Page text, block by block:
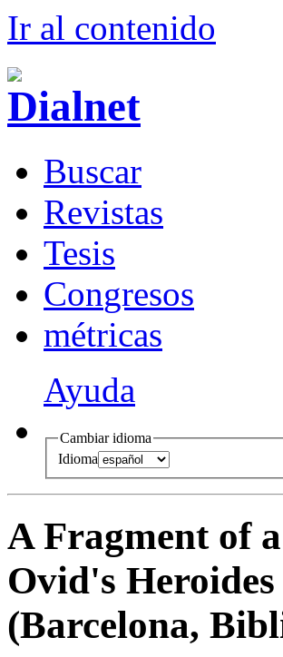
Ir al contenido
Buscar
Revistas
Tesis
Congresos
métricas
Ayuda
Cambiar idioma
Idioma
A Fragment of
Ovid's
(Barcelona,